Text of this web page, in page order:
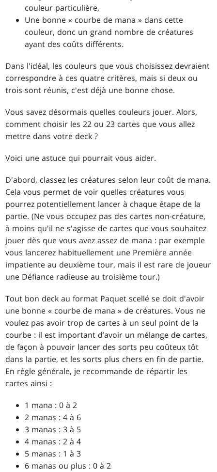
couleur particulière,
Une bonne « courbe de mana » dans cette
couleur, donc un grand nombre de créatures
ayant des coûts différents.
Dans l'idéal, les couleurs que vous choisissez devraient
correspondre à ces quatre critères, mais si deux ou
trois sont réunis, c'est déjà une bonne chose.
Vous savez désormais quelles couleurs jouer. Alors,
comment choisir les 22 ou 23 cartes que vous allez
mettre dans votre deck ?
Voici une astuce qui pourrait vous aider.
D'abord, classez les créatures selon leur coût de mana.
Cela vous permet de voir quelles créatures vous
pourrez potentiellement lancer à chaque étape de la
partie. (Ne vous occupez pas des cartes non-créature,
à moins qu'il ne s'agisse de cartes que vous souhaitez
jouer dès que vous avez assez de mana : par exemple
vous lancerez habituellement une Première année
impatiente au deuxième tour, mais il est rare de joueur
une Défiance radieuse au troisième tour.)
Tout bon deck au format Paquet scellé se doit d'avoir
une bonne « courbe de mana » de créatures. Vous ne
voulez pas avoir trop de cartes à un seul point de la
courbe : il est important d’avoir un mélange de cartes,
de façon à pouvoir lancer des sorts peu coûteux tôt
dans la partie, et les sorts plus chers en fin de partie.
En règle générale, je recommande de répartir les
cartes ainsi :
1 mana : 0 à 2
2 manas : 4 à 6
3 manas : 3 à 5
4 manas : 2 à 4
5 manas : 1 à 3
6 manas ou plus : 0 à 2